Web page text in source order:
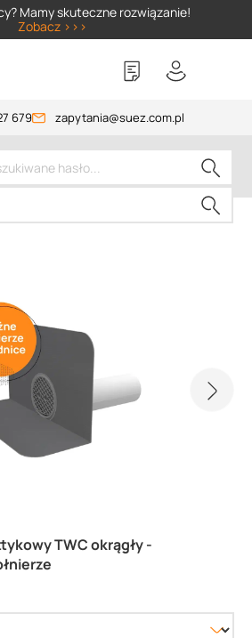
Mamy skuteczne rozwiązanie!
Zobacz >>>
679 zapytania@suez.com.pl
TWC okrągły -